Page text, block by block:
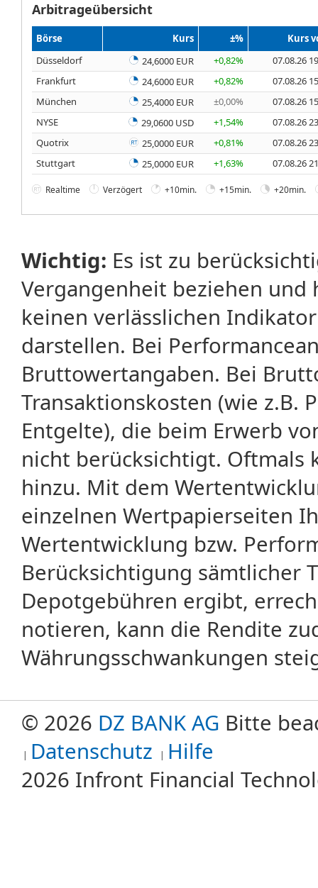
Arbitrageübersicht
Börse Kurs ±%
Kurs
Düsseldorf
24,6000 EUR +0,82%
07.08.26
Frankfurt
24,6000 EUR +0,82%
07.08.26
München
25,4000 EUR ±0,00%
07.08.26
NYSE
29,0600 USD +1,54%
07.08.26
Quotrix
25,0000 EUR +0,81%
07.08.26
Stuttgart
25,0000 EUR +1,63% 07.08.26
Realtime Verzögert +10min. +15min. +20min.
Wichtig: Es ist zu
Vergangenheit beziehen
keinen verlässlichen
darstellen. Bei
Bruttowertangaben. Bei
Transaktionskosten (wie z.B.
Entgelte), die beim Erwerb
nicht berücksichtigt. Oftmals
hinzu. Mit dem
einzelnen Wertpapierseiten
Wertentwicklung bzw.
Berücksichtigung sämtlicher
Depotgebühren ergibt,
notieren, kann die Rendite
Währungsschwankungen
© 2026 DZ BANK AG Bitte
Datenschutz Hilfe
2026 Infront Financial